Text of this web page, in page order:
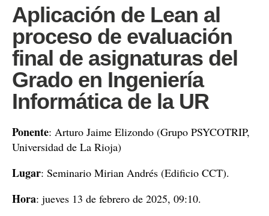
Aplicación de Lean al
proceso de evaluación
final de asignaturas del
Grado en Ingeniería
Informática de la UR
Ponente: Arturo Jaime Elizondo (Grupo PSYCOTRIP,
Universidad de La Rioja)
Lugar: Seminario Mirian Andrés (Edificio CCT).
Hora: jueves 13 de febrero de 2025, 09:10.